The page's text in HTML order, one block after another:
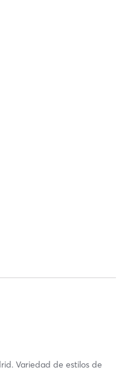
Variedad de estilos de